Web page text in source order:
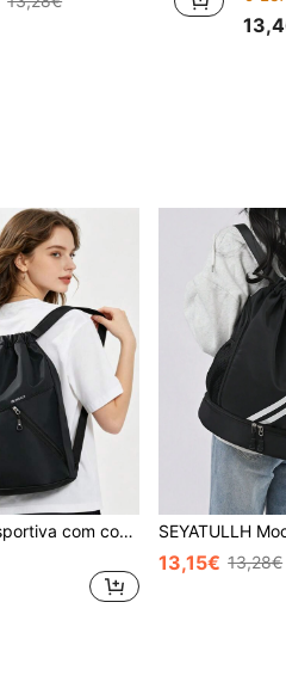
Mochila desportiva com cordão SEYATULLH, leve e impermeável, com bolsos com fecho, para ginásio, viagens e uso diário
13,15€ 13,28€